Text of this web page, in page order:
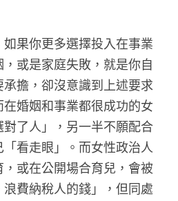
如果你更多選擇投入在事業
，或是家庭失敗，就是你自
擔，卻沒意識到上述要求
婚姻和事業都很成功的女
了人」，另一半不願配合
看走眼」。而女性政治人
或在公開場合育兒，會被
費納稅人的錢」，但同處